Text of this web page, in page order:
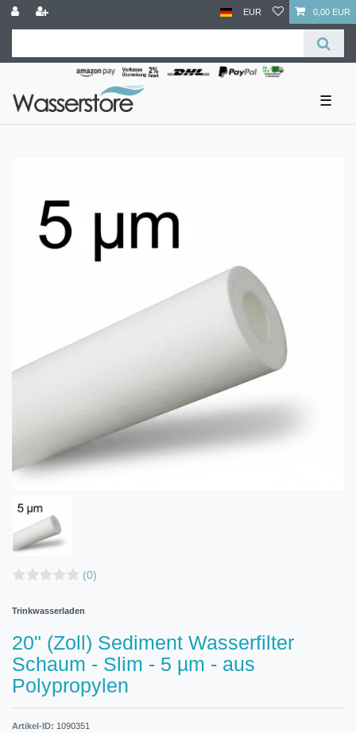
EUR 0,00 EUR
☰
(0)
Trinkwasserladen
20" (Zoll) Sediment Wasserfilter
Schaum - Slim - 5 µm - aus
Polypropylen
Artikel-ID: 1090351